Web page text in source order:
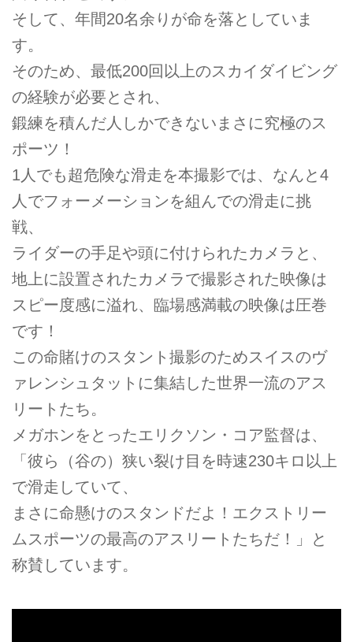
そして、年間20名余りが命を落としていま
す。
そのため、最低200回以上のスカイダイビング
の経験が必要とされ、
鍛練を積んだ人しかできないまさに究極のス
ポーツ！
1人でも超危険な滑走を本撮影では、なんと4
人でフォーメーションを組んでの滑走に挑
戦、
ライダーの手足や頭に付けられたカメラと、
地上に設置されたカメラで撮影された映像は
スピー度感に溢れ、臨場感満載の映像は圧巻
です！
この命賭けのスタント撮影のためスイスのヴ
ァレンシュタットに集結した世界一流のアス
リートたち。
メガホンをとったエリクソン・コア監督は、
「彼ら（谷の）狭い裂け目を時速230キロ以上
で滑走していて、
まさに命懸けのスタンドだよ！エクストリー
ムスポーツの最高のアスリートたちだ！」と
称賛しています。